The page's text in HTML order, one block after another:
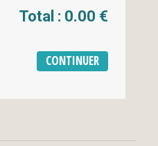
Total : 0.00 €